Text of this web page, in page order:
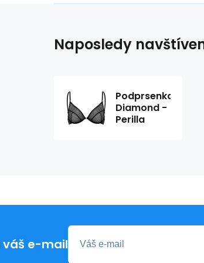
Naposledy
Podprsenka
Diamond -
Perilla
váš e-mail